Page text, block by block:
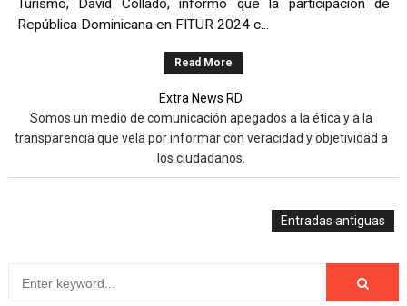
Alcaldía del Distrito Nacional intensifica labores por
LOS HEAT LATIN MUSIC AWARDS ESTÁN LISTOS
EMPRESA DE COURIER ABRE PRIMER LOCKER DEL
Candidato a senador asegura impulsará grandes
Turismo, David Collado, informó que la participación de
República Dominicana en FITUR 2024 c...
Read More
Extra News RD
Somos un medio de comunicación apegados a la ética y a la
transparencia que vela por informar con veracidad y objetividad a
los ciudadanos.
Entradas antiguas